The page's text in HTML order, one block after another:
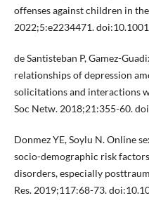
offenses against children in
2022;5:e2234471.
de Santisteban P, Gamez-
relationships of depression
solicitations and interactions
Soc Netw. 2018;21:355-60.
Donmez YE, Soylu N. Online
socio-demographic risk
disorders, especially
Res. 2019;117:68-73.